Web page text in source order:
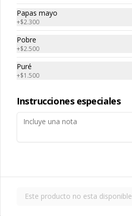
Palmito palta
$5.700
Tomate
Papas mayo
+$2.300
Pobre
+$2.500
Puré
+$1.500
Instrucciones especiales
Este producto no esta disponible